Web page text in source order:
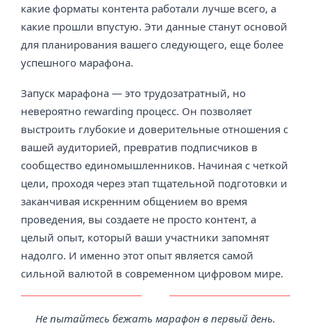
какие форматы контента работали лучше всего, а
какие прошли впустую. Эти данные станут основой
для планирования вашего следующего, еще более
успешного марафона.
Запуск марафона — это трудозатратный, но
невероятно rewarding процесс. Он позволяет
выстроить глубокие и доверительные отношения с
вашей аудиторией, превратив подписчиков в
сообщество единомышленников. Начиная с четкой
цели, проходя через этап тщательной подготовки и
заканчивая искренним общением во время
проведения, вы создаете не просто контент, а
целый опыт, который ваши участники запомнят
надолго. И именно этот опыт является самой
сильной валютой в современном цифровом мире.
Не пытайтесь бежать марафон в первый день.